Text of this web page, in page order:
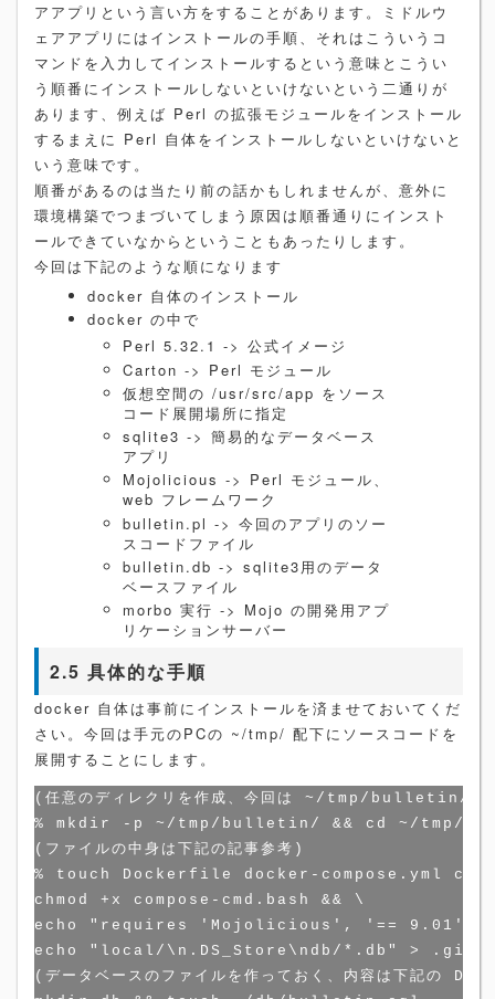
アアプリという言い方をすることがあります。ミドルウ
ェアアプリにはインストールの手順、それはこういうコ
マンドを入力してインストールするという意味とこうい
う順番にインストールしないといけないという二通りが
あります、例えば Perl の拡張モジュールをインストール
するまえに Perl 自体をインストールしないといけないと
いう意味です。
順番があるのは当たり前の話かもしれませんが、意外に
環境構築でつまづいてしまう原因は順番通りにインスト
ールできていなからということもあったりします。
今回は下記のような順になります
docker 自体のインストール
docker の中で
Perl 5.32.1 -> 公式イメージ
Carton -> Perl モジュール
仮想空間の /usr/src/app をソース
コード展開場所に指定
sqlite3 -> 簡易的なデータベース
アプリ
Mojolicious -> Perl モジュール、
web フレームワーク
bulletin.pl -> 今回のアプリのソー
スコードファイル
bulletin.db -> sqlite3用のデータ
ベースファイル
morbo 実行 -> Mojo の開発用アプ
リケーションサーバー
2.5 具体的な手順
docker 自体は事前にインストールを済ませておいてくだ
さい。今回は手元のPCの ~/tmp/ 配下にソースコードを
展開することにします。
(任意のディレクリを作成、今回は ~/tmp/bulletin/)
% mkdir -p ~/tmp/bulletin/ && cd ~/tmp/
(ファイルの中身は下記の記事参考)
% touch Dockerfile docker-compose.yml
chmod +x compose-cmd.bash && \
echo "requires 'Mojolicious', '== 9.01';"
echo "local/\n.DS_Store\ndb/*.db" >
(データベースのファイルを作っておく、内容は下記の DB